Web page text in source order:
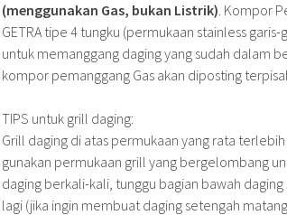
(menggunakan Gas, bukan Listrik). Kompor
GETRA tipe 4 tungku (permukaan stainless
untuk memanggang daging yang sudah dalam
kompor pemanggang Gas akan diposting
TIPS untuk grill daging:
Grill daging di atas permukaan yang rata
gunakan permukaan grill yang bergelombang
daging berkali-kali, tunggu bagian bawah
lagi (jika ingin membuat daging setengah